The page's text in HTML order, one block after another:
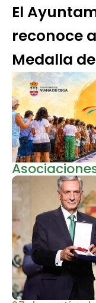
El
reconoce
Medalla